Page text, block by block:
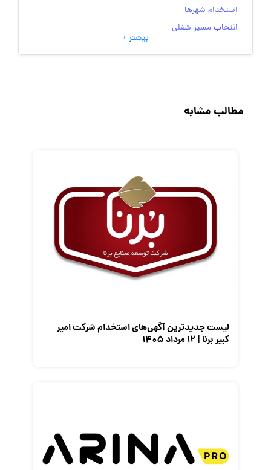
استخدام شهرها
انتخاب مسیر شغلی
به‌روزرسانی‌های سایت (کارجویی)
رزومه
گزارش‌های آماری
معرفی متخصصان منابع انسانی
بیشتر +
مطالب مشابه
لیست جدیدترین آگهی‌های استخدام شرکت امیر
کبیر برنا | ۱۲ مرداد ۱۴۰۵